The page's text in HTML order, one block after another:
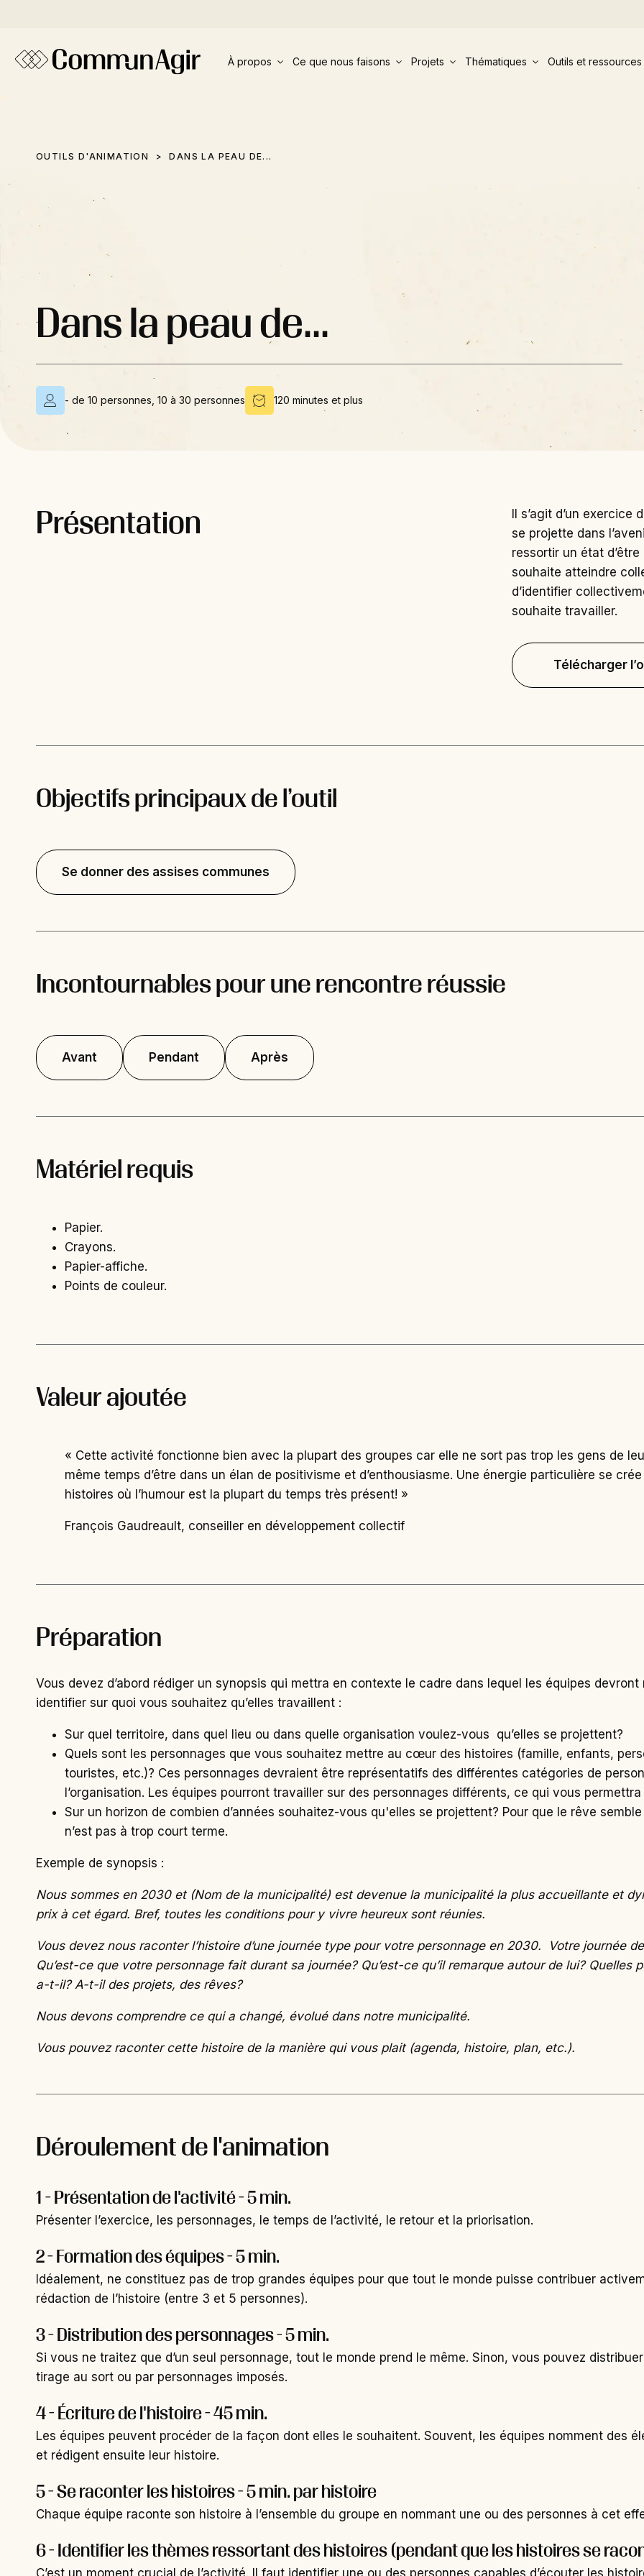
À propos Ce que nous faisons Projets Thématiques Outils et ressources
OUTILS D'ANIMATION DANS LA PEAU DE...
Dans la peau de...
- de 10 personnes, 10 à 30 personnes 120 minutes et plus
Présentation
Il s’agit d’un
se projette dans
ressortir un état
souhaite atteindre
d’identifier
souhaite travailler.
Télécharger
Objectifs principaux de l’outil
Se donner des assises communes
Incontournables pour une rencontre réussie
Avant Pendant Après
Matériel requis
Papier.
Crayons.
Papier-affiche.
Points de couleur.
Valeur ajoutée
« Cette activité fonctionne bien avec la plupart des groupes car elle ne sort pas trop les gens de
même temps d’être dans un élan de positivisme et d’enthousiasme. Une énergie particulière se
histoires où l’humour est la plupart du temps très présent! »
François Gaudreault, conseiller en développement collectif
Préparation
Vous devez d’abord rédiger un synopsis qui mettra en contexte le cadre dans lequel les équipes
identifier sur quoi vous souhaitez qu’elles travaillent :
Sur quel territoire, dans quel lieu ou dans quelle organisation voulez-vous qu’elles se projettent?
Quels sont les personnages que vous souhaitez mettre au cœur des histoires (famille, enfants,
touristes, etc.)? Ces personnages devraient être représentatifs des différentes catégories de
l’organisation. Les équipes pourront travailler sur des personnages différents, ce qui vous
Sur un horizon de combien d’années souhaitez-vous qu'elles se projettent? Pour que le rêve
n’est pas à trop court terme.
Exemple de synopsis :
Nous sommes en 2030 et (Nom de la municipalité) est devenue la municipalité la plus accueillante et
prix à cet égard. Bref, toutes les conditions pour y vivre heureux sont réunies.
Vous devez nous raconter l’histoire d’une journée type pour votre personnage en 2030. Votre journée
Qu’est-ce que votre personnage fait durant sa journée? Qu’est-ce qu’il remarque autour de lui?
a-t-il? A-t-il des projets, des rêves?
Nous devons comprendre ce qui a changé, évolué dans notre municipalité.
Vous pouvez raconter cette histoire de la manière qui vous plait (agenda, histoire, plan, etc.).
Déroulement de l'animation
1 - Présentation de l'activité - 5 min.
Présenter l’exercice, les personnages, le temps de l’activité, le retour et la priorisation.
2 - Formation des équipes - 5 min.
Idéalement, ne constituez pas de trop grandes équipes pour que tout le monde puisse contribuer
rédaction de l’histoire (entre 3 et 5 personnes).
3 - Distribution des personnages - 5 min.
Si vous ne traitez que d’un seul personnage, tout le monde prend le même. Sinon, vous pouvez
tirage au sort ou par personnages imposés.
4 - Écriture de l'histoire - 45 min.
Les équipes peuvent procéder de la façon dont elles le souhaitent. Souvent, les équipes nomment des
et rédigent ensuite leur histoire.
5 - Se raconter les histoires - 5 min. par histoire
Chaque équipe raconte son histoire à l’ensemble du groupe en nommant une ou des personnes à cet
6 - Identifier les thèmes ressortant des histoires (pendant que les histoires se